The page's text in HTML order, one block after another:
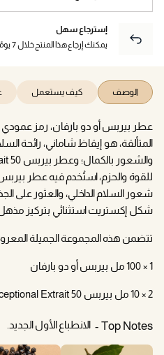
إسترجاع سهل
يمكنك إرجاع هذا المنتج خلال 7 يومًا.
الوصف كيف يستعمل
عطر بيربس أو دو بارفان، رمز عمودي
المتألقة، هو إيقاظ شاماني، رائحة
للقوة والحزم، استُخدم فيه عطر بيربس
شعور السلام الداخلي، والعثور على
شكل إكستريت استثنائي بتركيز مذهل
تتضمن هذه المجموعة الجميلة
1 × 100 مل بيربس أو دو بارفان
2 × 10 مل بيربس 50 Exceptional Extrait بخاخات سفر
Top Notes الانطباع الأول الجديد.